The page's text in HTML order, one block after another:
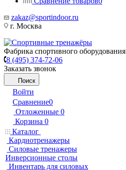
zakaz@sportindoor.ru
г. Москва
Фабрика спортивного оборудования
8 (495) 374-72-06
Заказать звонок
Поиск
Войти
Сравнение0
Отложенные 0
Корзина 0
Каталог
Кардиотренажеры
Силовые тренажеры
Инверсионные столы
Инвентарь для силовых